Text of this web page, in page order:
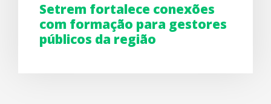
Setrem fortalece conexões
com formação para gestores
públicos da região